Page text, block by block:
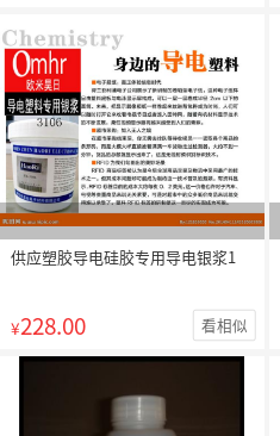
供应塑胶导电硅胶专用导电银浆1
¥228.00 看相似